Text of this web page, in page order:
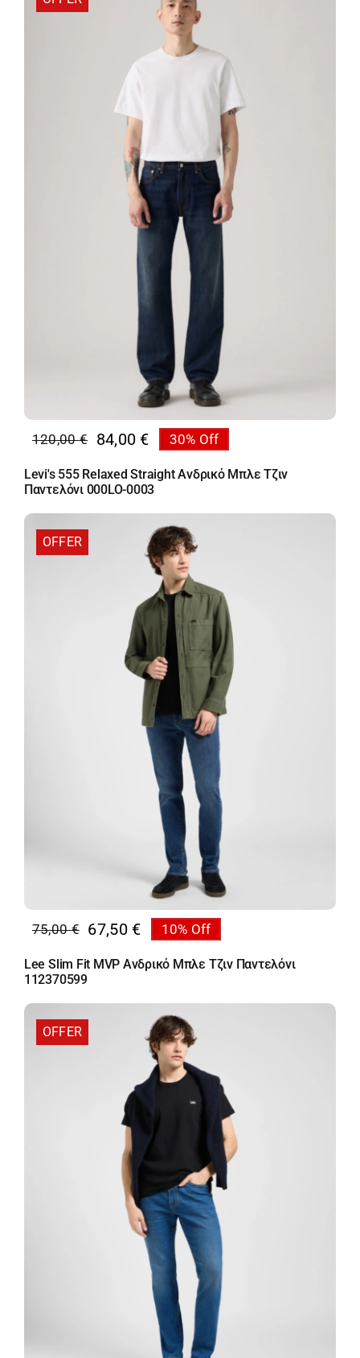
120,00€
Original
price
was:
84,00 €
Η
τρέχουσα
τιμή
84,00 €.
30% Off
Levi's 555 Relaxed Straight Ανδρικό Μπλε Τζιν
Παντελόνι 000LO-0003
OFFER
75,00€
Original
price
was:
67,50 €
Η
τρέχουσα
τιμή
67,50 €.
10% Off
Lee Slim Fit MVP Ανδρικό Μπλε Τζιν Παντελόνι
112370599
OFFER